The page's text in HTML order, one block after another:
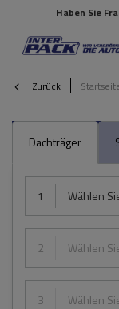
Haben Sie
Zurück
Dachträger
1 Wählen
2 Wählen
3 Wählen